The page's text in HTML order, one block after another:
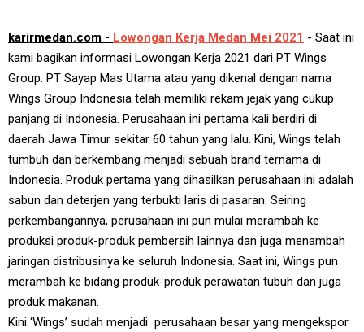
karirmedan.com - Lowongan Kerja Medan Mei 2021 - Saat ini
kami bagikan informasi Lowongan Kerja 2021 dari PT Wings
Group. PT Sayap Mas Utama atau yang dikenal dengan nama
Wings Group Indonesia telah memiliki rekam jejak yang cukup
panjang di Indonesia. Perusahaan ini pertama kali berdiri di
daerah Jawa Timur sekitar 60 tahun yang lalu. Kini, Wings telah
tumbuh dan berkembang menjadi sebuah brand ternama di
Indonesia. Produk pertama yang dihasilkan perusahaan ini adalah
sabun dan deterjen yang terbukti laris di pasaran. Seiring
perkembangannya, perusahaan ini pun mulai merambah ke
produksi produk-produk pembersih lainnya dan juga menambah
jaringan distribusinya ke seluruh Indonesia. Saat ini, Wings pun
merambah ke bidang produk-produk perawatan tubuh dan juga
produk makanan.
Kini ‘Wings’ sudah menjadi perusahaan besar yang mengekspor